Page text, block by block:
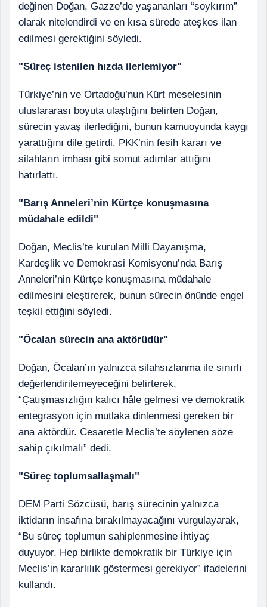
değinen Doğan, Gazze’de yaşananları “soykırım”
olarak nitelendirdi ve en kısa sürede ateşkes ilan
edilmesi gerektiğini söyledi.
"Süreç istenilen hızda ilerlemiyor"
Türkiye’nin ve Ortadoğu’nun Kürt meselesinin
uluslararası boyuta ulaştığını belirten Doğan,
sürecin yavaş ilerlediğini, bunun kamuoyunda kaygı
yarattığını dile getirdi. PKK’nin fesih kararı ve
silahların imhası gibi somut adımlar attığını
hatırlattı.
"Barış Anneleri’nin Kürtçe konuşmasına
müdahale edildi"
Doğan, Meclis’te kurulan Milli Dayanışma,
Kardeşlik ve Demokrasi Komisyonu’nda Barış
Anneleri’nin Kürtçe konuşmasına müdahale
edilmesini eleştirerek, bunun sürecin önünde engel
teşkil ettiğini söyledi.
"Öcalan sürecin ana aktörüdür"
Doğan, Öcalan’ın yalnızca silahsızlanma ile sınırlı
değerlendirilemeyeceğini belirterek,
“Çatışmasızlığın kalıcı hâle gelmesi ve demokratik
entegrasyon için mutlaka dinlenmesi gereken bir
ana aktördür. Cesaretle Meclis’te söylenen söze
sahip çıkılmalı” dedi.
"Süreç toplumsallaşmalı"
DEM Parti Sözcüsü, barış sürecinin yalnızca
iktidarın insafına bırakılmayacağını vurgulayarak,
“Bu süreç toplumun sahiplenmesine ihtiyaç
duyuyor. Hep birlikte demokratik bir Türkiye için
Meclis’in kararlılık göstermesi gerekiyor” ifadelerini
kullandı.